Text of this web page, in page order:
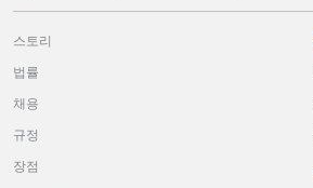
스토리
법률
채용
규정
장점